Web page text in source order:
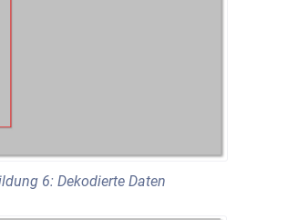
6: Dekodierte Daten